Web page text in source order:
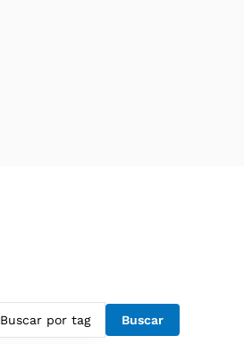
Buscar por tag Buscar